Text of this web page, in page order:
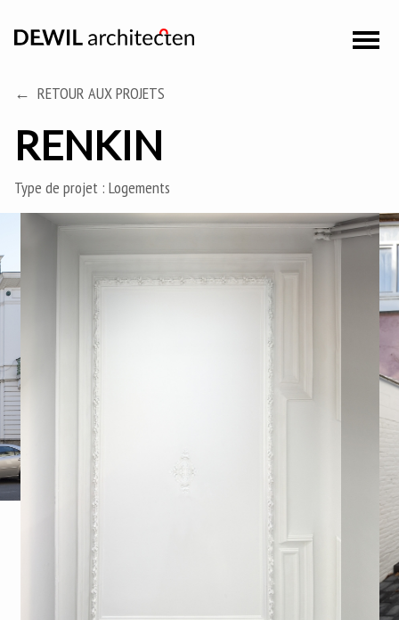
RETOUR AUX PROJETS
RENKIN
Type de projet : Logements